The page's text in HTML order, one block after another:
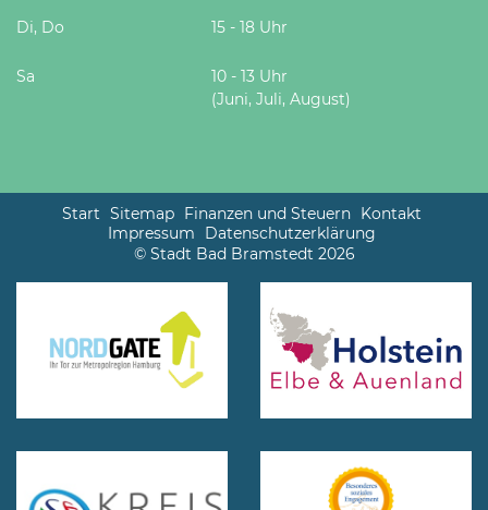
Di, Do 15 - 18 Uhr
Sa
10 - 13 Uhr
(Juni, Juli, August)
Start Sitemap Finanzen und Steuern Kontakt
Impressum
Datenschutzerklärung
© Stadt Bad Bramstedt 2026